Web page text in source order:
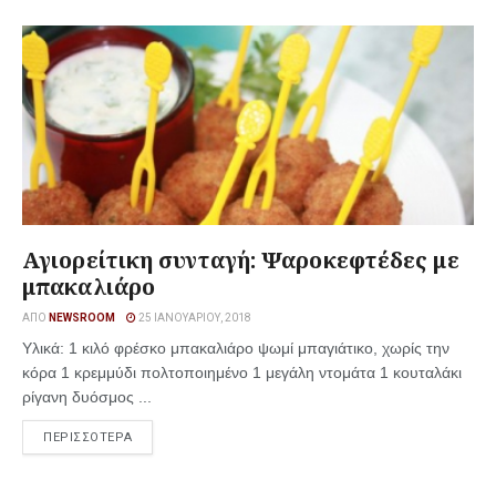
Αγιορείτικη συνταγή: Ψαροκεφτέδες με
μπακαλιάρο
ΑΠΌ NEWSROOM 25 ΙΑΝΟΥΑΡΊΟΥ, 2018
Υλικά: 1 κιλό φρέσκο μπακαλιάρο ψωμί μπαγιάτικο, χωρίς την
κόρα 1 κρεμμύδι πολτοποιημένο 1 μεγάλη ντομάτα 1 κουταλάκι
ρίγανη δυόσμος ...
ΠΕΡΙΣΣΟΤΕΡΑ